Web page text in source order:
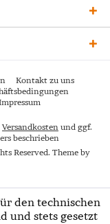
Kontakt zu uns
Versandkosten und ggf.
beschrieben
Reserved. Theme by
den technischen
und stets gesetzt